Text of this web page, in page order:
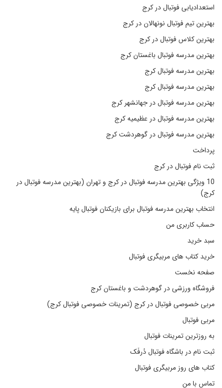
استعدادیابی فوتبال در کرج
بهترین تیم فوتبال نونهالان در کرج
بهترین کلاس فوتبال در کرج
بهترین مدرسه فوتبال باغستان کرج
بهترین مدرسه فوتبال کرج
بهترین مدرسه فوتبال کرج
بهترین مدرسه فوتبال در جهانشهر کرج
بهترین مدرسه فوتبال در عظیمیه کرج
بهترین مدرسه فوتبال در گوهردشت کرج
پرداخت
ثبت نام فوتبال در کرج
10 ویژگی بهترین مدرسه فوتبال در کرج و تهران (بهترین مدرسه فوتبال در
کرج)
انتخاب بهترین مدرسه فوتبال برای بازیکنان فوتبال پایه
حساب کاربری من
سبد خرید
خرید کتاب های مربیگری فوتبال
صفحه نخست
فروشگاه ورزشی در گوهردشت و باغستان کرج
مربی خصوصی فوتبال در کرج (تمرینات خصوصی فوتبال کرج)
مربی فوتبال
به روزترین تمرینات فوتبال
ثبت نام در باشگاه فوتبال دُرفَک
کتاب های روز مربیگری فوتبال
تماس با من